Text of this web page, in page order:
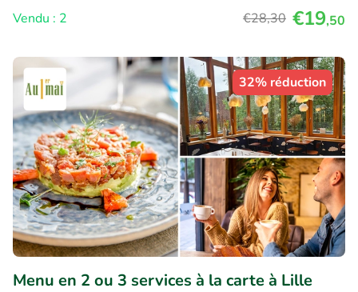
Vendu : 2
€28,30 €19,50
32% réduction
Menu en 2 ou 3 services à la carte à Lille